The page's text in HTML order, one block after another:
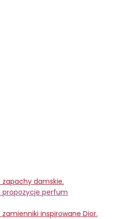
zapachy damskie.
propozycje perfum
inspirowane Dior.